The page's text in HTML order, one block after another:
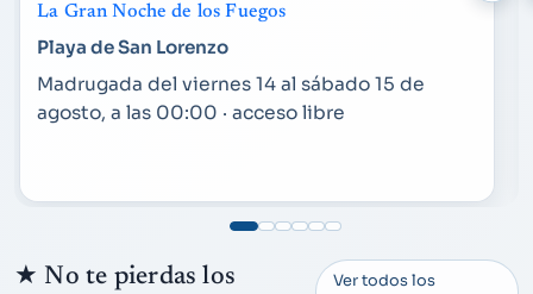
La Gran Noche de los Fuegos
Playa de San Lorenzo
Madrugada del viernes 14 al sábado 15 de
agosto, a las 00:00 · acceso libre
★ No te pierdas los
Ver todos los